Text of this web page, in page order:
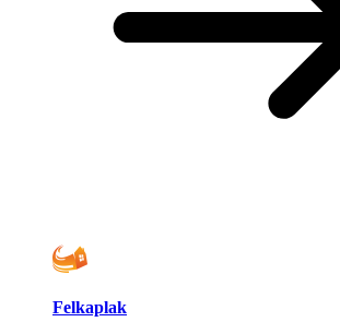
Felkaplak